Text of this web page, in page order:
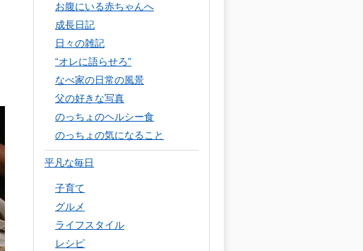
お腹にいる赤ちゃんへ
成長日記
日々の雑記
“オレに語らせろ”
なべ家の日常の風景
父の好きな写真
のっちょのヘルシー食
のっちょの気になること
平凡な毎日
子育て
グルメ
ライフスタイル
レシピ